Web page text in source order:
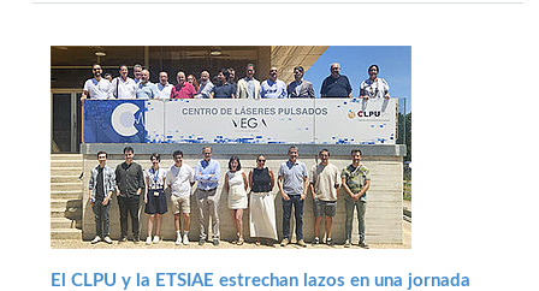
El CLPU y la ETSIAE estrechan lazos en una jornada